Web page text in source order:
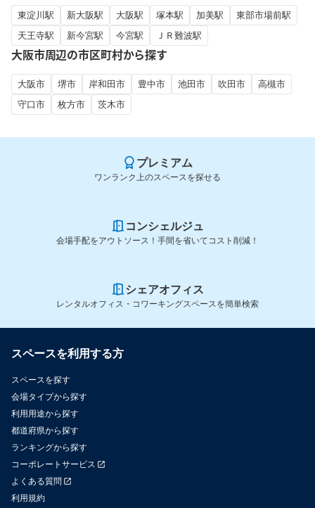
東淀川駅 新大阪駅 大阪駅 塚本駅 加美駅
東部市場前駅
天王寺駅
新今宮駅 今宮駅 ＪＲ難波駅
大阪市周辺の市区町村から探す
大阪市 堺市 岸和田市 豊中市 池田市 吹田市
高槻市
守口市
枚方市 茨木市
プレミアム
ワンランク上のスペースを探せる
コンシェルジュ
会場手配をアウトソース！手間を省いてコスト削減！
シェアオフィス
レンタルオフィス・コワーキングスペースを簡単検索
スペースを利用する方
スペースを探す
会場タイプから探す
利用用途から探す
都道府県から探す
ランキングから探す
コーポレートサービス
よくある質問
利用規約